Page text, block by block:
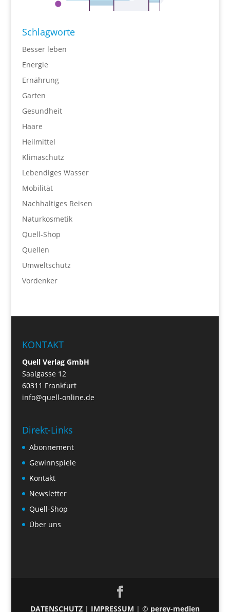
Schlagworte
Besser leben
Energie
Ernährung
Garten
Gesundheit
Haare
Heilmittel
Klimaschutz
Lebendiges Wasser
Mobilität
Nachhaltiges Reisen
Naturkosmetik
Quell-Shop
Quellen
Umweltschutz
Vordenker
KONTAKT
Quell Verlag GmbH
Saalgasse 12
60311 Frankfurt
info@quell-online.de
Direkt-Links
Abonnement
Gewinnspiele
Kontakt
Newsletter
Quell-Shop
Über uns
DATENSCHUTZ| IMPRESSUM | © perey-medien